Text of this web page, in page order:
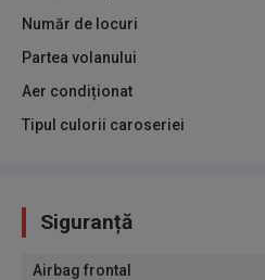
Număr de locuri
Partea volanului
Aer condiționat
Tipul culorii caroseriei
Siguranță
Airbag frontal